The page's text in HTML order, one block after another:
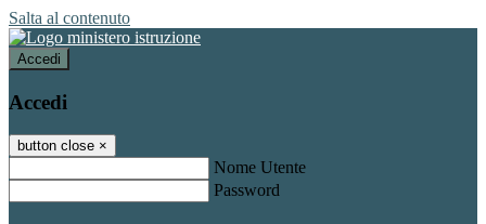
Salta al contenuto
Accedi
Accedi
button close ×
Nome Utente
Password